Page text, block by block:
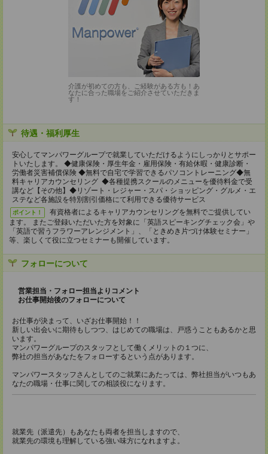
介護が初めての方も、ご経験がある方も！あ
なたに合った職場をご紹介させていただきま
す！
待遇・福利厚生
安心してマンパワーグループで就業していただけるようにしっかりとサポー
トいたします。 ◆健康保険・厚生年金・雇用保険・有給休暇・健康診断・
労働者災害補償保険 ◆無料で自宅で学習できるパソコントレーニング◆無
料キャリアカウンセリング ◆各種提携スクールのメニューを優待料金で受
講など【その他】◆リゾート・レジャー・スパ・ショッピング・グルメ・エ
ステなど各施設を特別割引価格にて利用できる優待サービス
ポイント！
有資格者によるキャリアカウンセリングを無料でご提供してい
ます。 またご登録いただいた方を対象に「英語スピーキングチェック会」や
「英語で習うフラワーアレンジメント」、「ときめき片づけ体験セミナー」
等、楽しくて役に立つセミナーも開催しています。
フォローについて
営業担当・フォロー担当よりコメント
お仕事開始後のフォローについて
お仕事が決まって、いざお仕事開始！！
新しい出会いに期待もしつつ、はじめての職場は、戸惑うこともあるかと思
います。
マンパワーグループのスタッフとして働くメリットの１つに、
弊社の担当があなたをフォローするという点があります。
マンパワースタッフさんとしてのご就業にあたっては、弊社担当がいつもあ
なたの職場・仕事に関しての相談役になります。
就業先（派遣先）もあなたも両者を担当しますので、
就業先の環境も理解している強い味方になれますよ。